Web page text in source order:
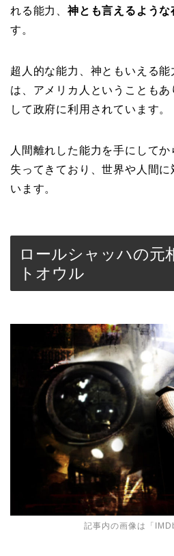
れる能力、神とも言えるような
す。
超人的な能力、神ともいえる
は、アメリカ人ということもあ
して政府に利用されています。
人間離れした能力を手にして
失ってきており、世界や人間
います。
ロールシャッハの元
トオウル
記事内の画像は「